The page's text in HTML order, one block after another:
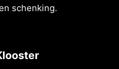
schenking.